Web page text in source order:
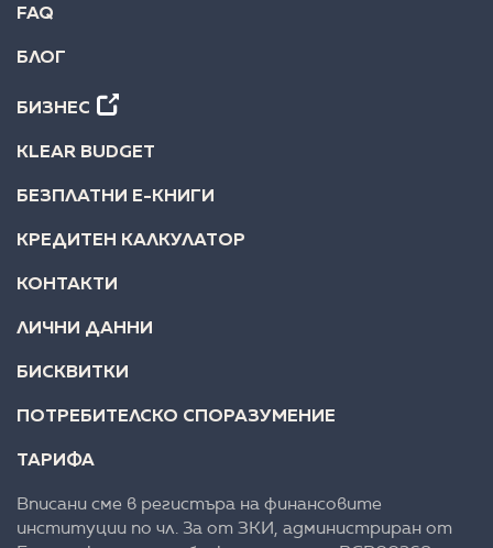
FAQ
БЛОГ
БИЗНЕС
KLEAR BUDGET
БЕЗПЛАТНИ Е-КНИГИ
КРЕДИТЕН КАЛКУЛАТОР
КОНТАКТИ
ЛИЧНИ ДАННИ
БИСКВИТКИ
ПОТРЕБИТЕЛСКО СПОРАЗУМЕНИЕ
ТАРИФА
Вписани сме в регистъра на финансовите
институции по чл. 3а от ЗКИ, администриран от